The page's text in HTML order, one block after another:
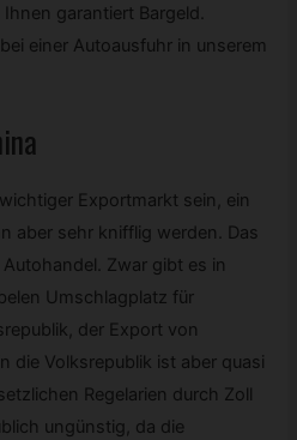
garantiert Bargeld.
einer Autoausfuhr in unserem
Exportmarkt sein, ein
aber sehr knifflig werden. Das
Zwar gibt es in
Umschlagplatz für
der Export von
die Volksrepublik ist aber quasi
Regelarien durch Zoll
ungünstig, da die